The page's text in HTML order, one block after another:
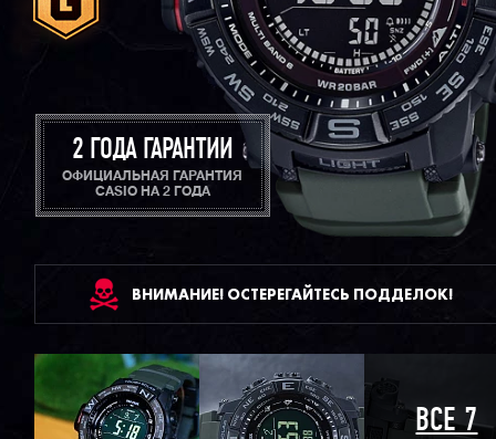
2 ГОДА ГАРАНТИИ
ОФИЦИАЛЬНАЯ ГАРАНТИЯ
CASIO НА 2 ГОДА
ВНИМАНИЕ! ОСТЕРЕГАЙТЕСЬ ПОДДЕЛОК!
ВСЕ 7